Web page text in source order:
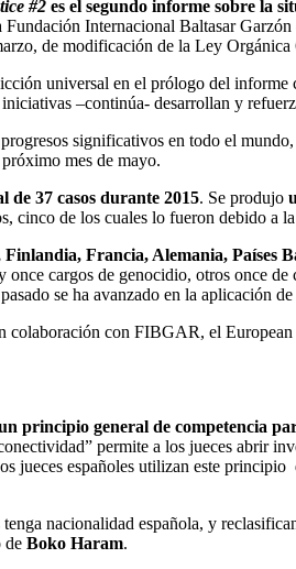
#2 es el segundo informe sobre la
Internacional Baltasar
de modificación de la Ley
universal en el prólogo del informe
–continúa- desarrollan y
significativos en todo el
mes de mayo.
37 casos durante 2015. Se produjo
cinco de los cuales lo fueron debido a
Francia, Alemania, Países
cargos de genocidio, otros once
se ha avanzado en la aplicación
con FIBGAR, el
principio general de competencia
permite a los jueces abrir
jueces españoles utilizan este
nacionalidad española, y
de Boko Haram.